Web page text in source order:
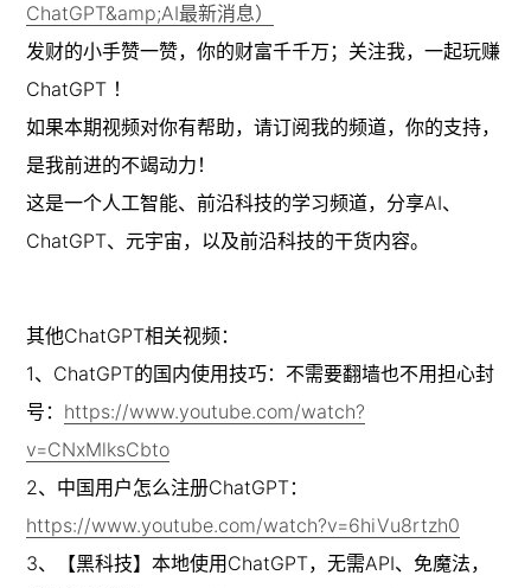
ChatGPT&amp;AI最新消息）
发财的小手赞一赞，你的财富千千万；关注我，一起玩赚
ChatGPT ！
如果本期视频对你有帮助，请订阅我的频道，你的支持，
是我前进的不竭动力！
这是一个人工智能、前沿科技的学习频道，分享AI、
ChatGPT、元宇宙，以及前沿科技的干货内容。
其他ChatGPT相关视频：
1、ChatGPT的国内使用技巧：不需要翻墙也不用担心封
号： https://www.youtube.com/watch?
v=CNxMlksCbto
2、中国用户怎么注册ChatGPT：
https://www.youtube.com/watch?v=6hiVu8rtzh0
3、【黑科技】本地使用ChatGPT，无需API、免魔法，